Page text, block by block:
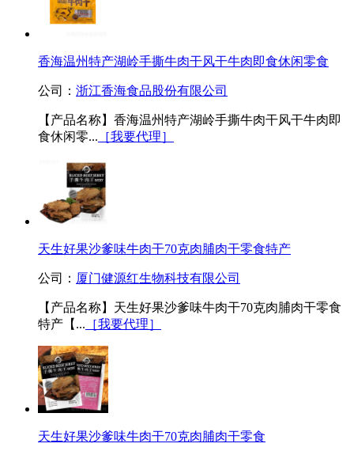
香海温州特产湖岭手撕牛肉干风干牛肉即食休闲零食
公司： 浙江香海食品股份有限公司
【产品名称】香海温州特产湖岭手撕牛肉干风干牛肉即
食休闲零... ［我要代理］
天生好果沙爹味牛肉干70克肉脯肉干零食特产
公司： 厦门健源红生物科技有限公司
【产品名称】天生好果沙爹味牛肉干70克肉脯肉干零食
特产【... ［我要代理］
天生好果沙爹味牛肉干70克肉脯肉干零食